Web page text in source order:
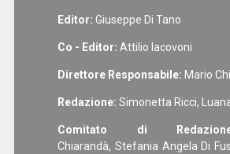
Editor: Giuseppe Di Tano
Co - Editor: Attilio Iacovoni
Direttore Responsabile: Mario
Redazione: Simonetta Ricci,
Comitato di
Chiarandà, Stefania Angela Di